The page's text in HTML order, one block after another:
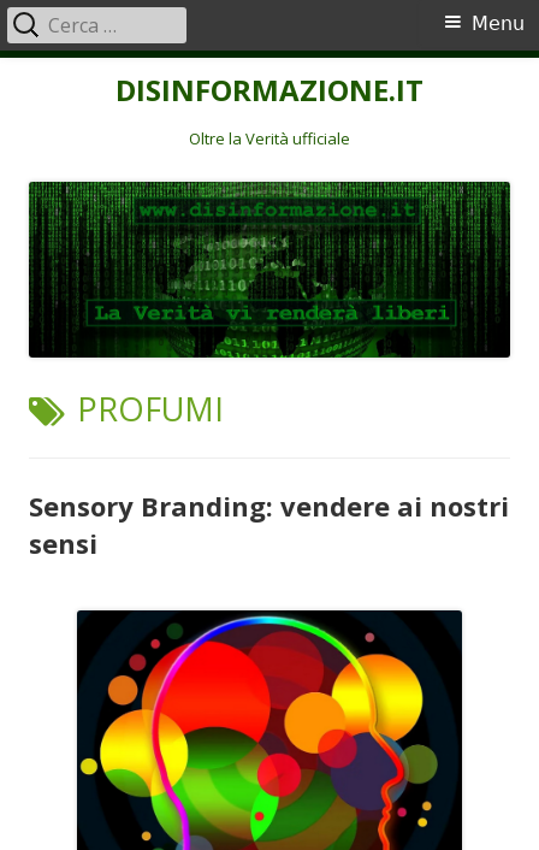
DISINFORMAZIONE.IT
Oltre la Verità ufficiale
Menu
principale
Menu
Ricerca
per:
TAG:
PROFUMI
Sensory Branding: vendere ai nostri
sensi